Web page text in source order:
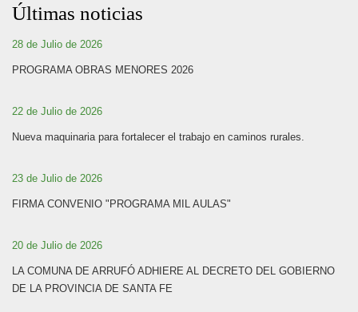
Últimas noticias
28 de Julio de 2026
PROGRAMA OBRAS MENORES 2026
22 de Julio de 2026
Nueva maquinaria para fortalecer el trabajo en caminos rurales.
23 de Julio de 2026
FIRMA CONVENIO "PROGRAMA MIL AULAS"
20 de Julio de 2026
LA COMUNA DE ARRUFÓ ADHIERE AL DECRETO DEL GOBIERNO
DE LA PROVINCIA DE SANTA FE